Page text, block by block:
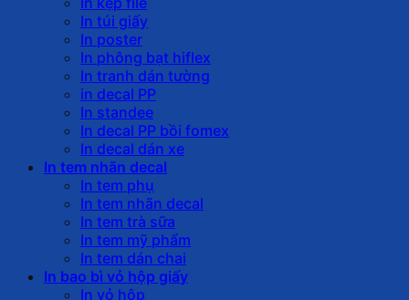
In túi giấy
In poster
In phông bạt hiflex
In tranh dán tường
in decal PP
In standee
In decal PP bồi fomex
In decal dán xe
In tem nhãn decal
In tem phụ
In tem nhãn decal
In tem trà sữa
In tem mỹ phẩm
In tem dán chai
In bao bì vỏ hộp giấy
In vỏ hộp